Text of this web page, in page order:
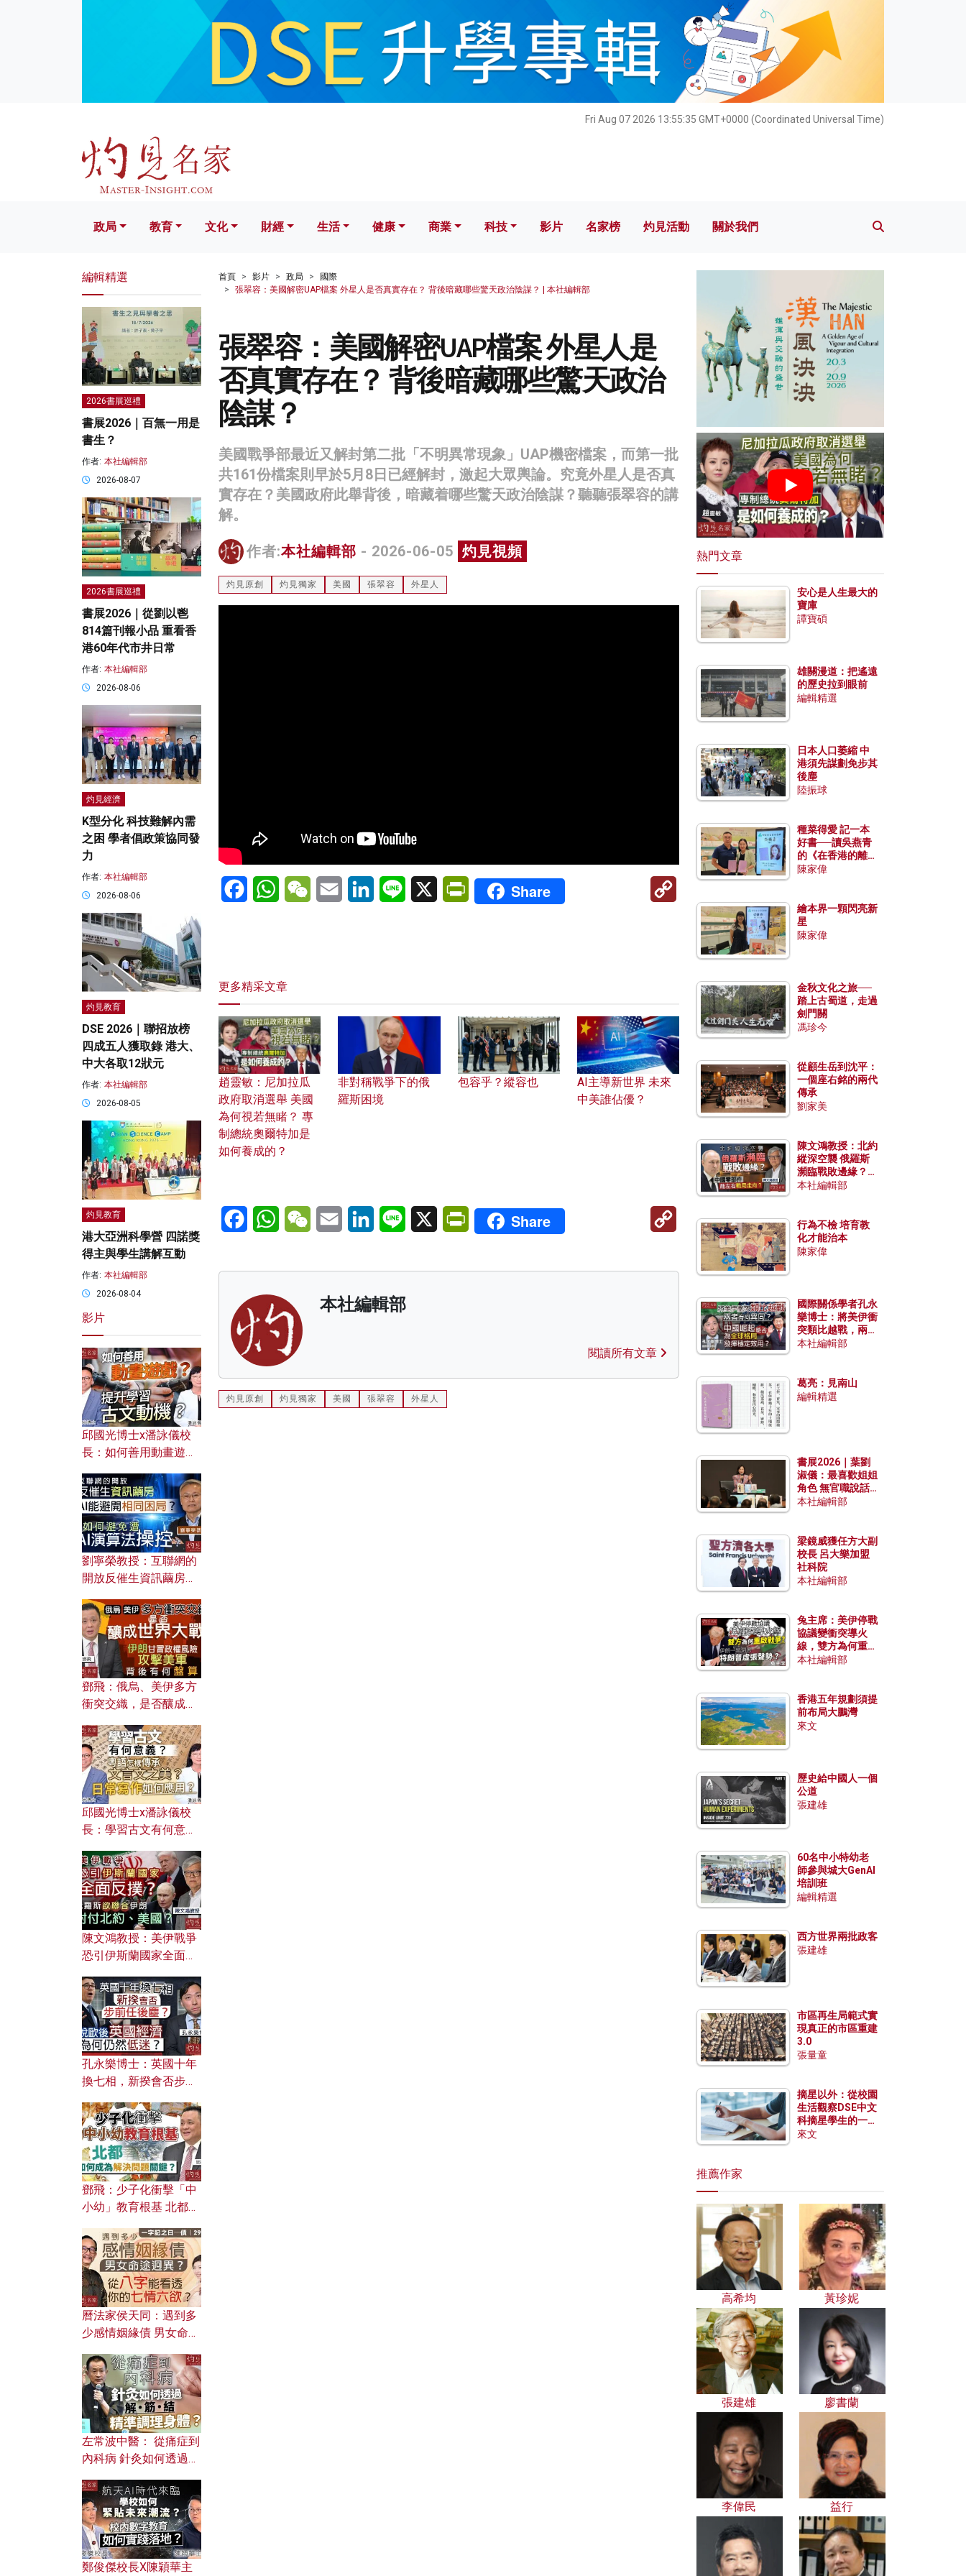
Fri Aug 07 2026 13:55:36 GMT+0000 (Coordinated Universal Time)
文化 財經 生活 健康 科技 影片 名家榜 灼見活動 關於我們
政局 教育 文化 財經 生活 健康 商業 科技 影片 名家榜 灼見活動 關於我們
首頁 影片 政局
國際
張翠容：美國解密UAP檔案 外星人是否真實存在？ 背後暗藏哪些驚天政治陰謀？ | 本社編輯部
張翠容：美國解密UAP檔案 外星人是
否真實存在？ 背後暗藏哪些驚天政治
陰謀？
美國戰爭部最近又解封第二批「不明異常現象」UAP機密檔案，而第一批
共161份檔案則早於5月8日已經解封，激起大眾輿論。究竟外星人是否真
實存在？美國政府此舉背後，暗藏着哪些驚天政治陰謀？聽聽張翠容的講
解。
作者:本社編輯部 - 2026-06-05 灼見視頻
灼見原創 灼見獨家 美國 張翠容 外星人
FacebookWhatsAppWeChatEmail LinkedInLine X PrintFriendly
Share
Copy
更多精采文章
趙靈敏：尼加拉瓜
政府取消選舉 美國
為何視若無睹？ 專
制總統奧爾特加是
如何養成的？
非對稱戰爭下的俄
羅斯困境
包容乎？縱容也
AI主導新世界 未來
中美誰佔優？
FacebookWhatsAppWeChatEmail LinkedInLine X PrintFriendly
Share
Link
本社編輯部
閱讀所有文章
灼見原創 灼見獨家 美國 張翠容 外星人
編輯精選
2026書展巡禮
書展2026｜百無一用是
書生？
作者: 本社編輯部
2026-08-07
2026書展巡禮
書展2026｜從劉以鬯
814篇刊報小品 重看香
港60年代市井日常
作者: 本社編輯部
2026-08-06
灼見經濟
K型分化 科技難解內需
之困 學者倡政策協同發
力
作者: 本社編輯部
2026-08-06
灼見教育
DSE 2026｜聯招放榜
四成五人獲取錄 港大、
中大各取12狀元
作者: 本社編輯部
2026-08-05
灼見教育
港大亞洲科學營 四諾獎
得主與學生講解互動
作者: 本社編輯部
2026-08-04
影片
邱國光博士x潘詠儀校
長：如何善用動畫遊戲
劉寧榮教授：互聯網的
開放反催生資訊繭房，
何避免遭AI演算法操
控？
鄧飛：俄烏、美伊多方
衝突交織，是否釀成世
風險攻擊美軍，背後有
何盤算？
邱國光博士x潘詠儀校
長：學習古文有何意
文之美？ 日常寫作如何
應用？
陳文鴻教授：美伊戰爭
恐引伊斯蘭國家全面反
對付北約美國？
孔永樂博士：英國十年
換七相，新揆會否步前
濟為何仍然低迷？
鄧飛：少子化衝擊「中
小幼」教育根基 北都如
曆法家侯天同：遇到多
少感情姻緣債 男女命途
的七情六欲？
左常波中醫： 從痛症到
內科病 針灸如何透過解
鄭俊傑校長X陳穎華主
熱門文章
安心是人生最大的
寶庫
譚寶碩
雄關漫道：把遙遠
的歷史拉到眼前
編輯精選
日本人口萎縮 中
港須先謀劃免步其
後塵
陸振球
種菜得愛 記一本
好書──讀吳燕青
的《在香港的離島
種菜》
陳家偉
繪本界一顆閃亮新
星
陳家偉
金秋文化之旅──
踏上古蜀道，走過
劍門關
馮珍今
從顧生岳到沈平：
一個座右銘的兩代
傳承
劉家美
陳文鴻教授：北約
縱深空襲 俄羅斯
瀕臨戰敗邊緣？中
國零部件能左右戰
本社編輯部
行為不檢 培育教
化才能治本
陳家偉
國際關係學者孔永
樂博士：將美伊衝
突類比越戰，兩者
有何異同？中國崛
本社編輯部
葛亮：見南山
編輯精選
書展2026｜葉劉
淑儀：最喜歡姐姐
角色 無官職說話
包袱少
本社編輯部
梁鏡威獲任方大副
校長 呂大樂加盟
社科院
本社編輯部
兔主席：美伊停戰
協議變衝突導火
線，雙方為何重啟
戰爭？伊朗一早洞
本社編輯部
香港五年規劃須提
前布局大鵬灣
來文
歷史給中國人一個
公道
張建雄
60名中小特幼老
師參與城大GenAI
培訓班
編輯精選
西方世界兩批政客
張建雄
市區再生局範式實
現真正的市區重建
3.0
張量童
摘星以外：從校園
生活觀察DSE中文
科摘星學生的一點
特質
來文
推薦作家
高希均 黃珍妮
張建雄 廖書蘭
李偉民 益行